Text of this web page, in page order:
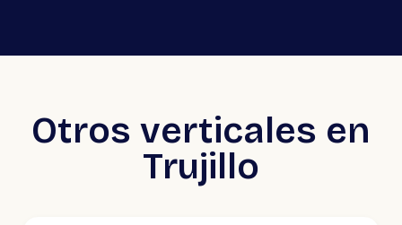
Otros verticales en
Trujillo